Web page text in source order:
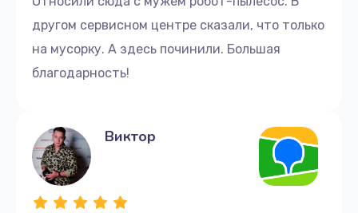
другом сервисном центре сказали, что только
на мусорку. А здесь починили. Большая
благодарность!
Виктор